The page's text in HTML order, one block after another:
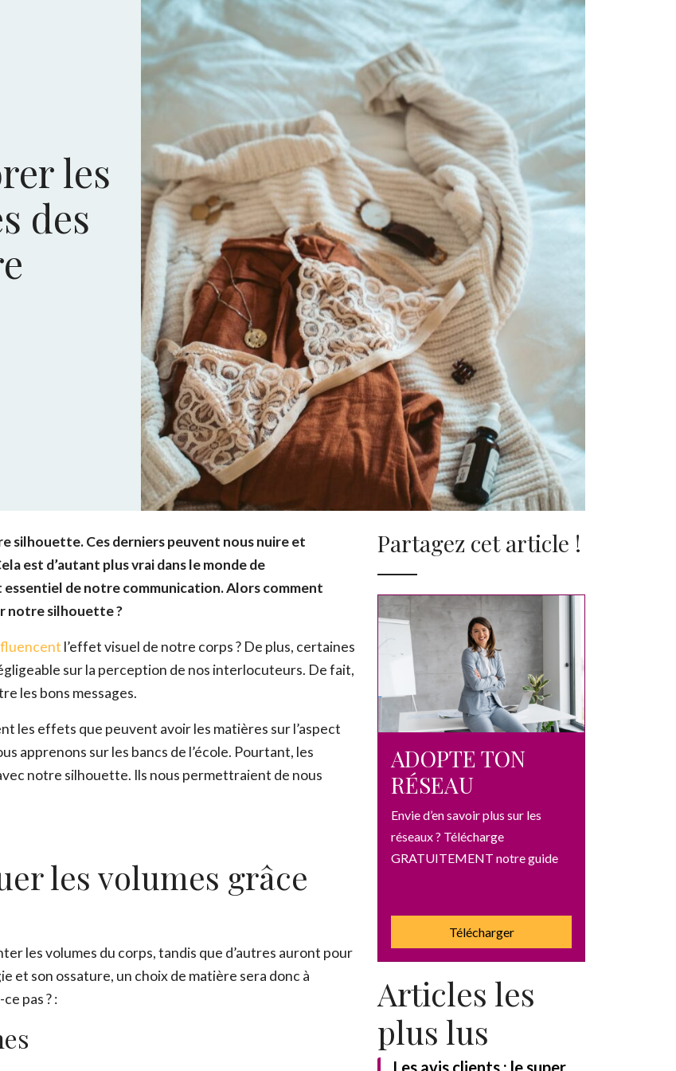
les
des
silhouette. Ces derniers peuvent nous nuire et
est d’autant plus vrai dans le monde de
de notre communication.Alors comment
notre silhouette ?
l’effet visuel de notre corps ? De plus, certaines
sur la perception de nos interlocuteurs. De fait,
les bons messages.
les effets que peuvent avoir les matières sur l’aspect
apprenons sur les bancs de l’école. Pourtant, les
notre silhouette. Ils nous permettraient de nous
les volumes grâce
les volumes du corps, tandis que d’autres auront pour
et son ossature, un choix de matière sera donc à
pas ? :
Partagez cet article !
ADOPTE TON
RÉSEAU
Envie d’en savoir plus sur les
réseaux ? Télécharge
GRATUITEMENT notre guide
Télécharger
Articles les
plus lus
Les avis clients : le super